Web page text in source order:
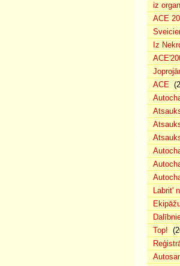
iz
ACE
Iz
ACE
Labrit'
Top!